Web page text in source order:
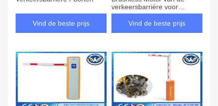
Vind de beste prijs
verkeersbarrière voor
Voertuigcontrole
Vind de beste prijs